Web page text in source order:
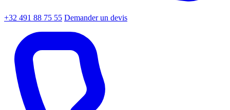
+32 491 88 75 55 Demander un devis